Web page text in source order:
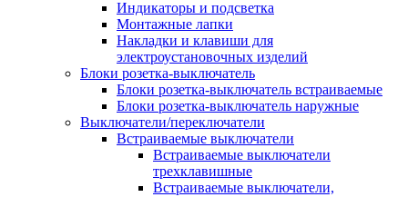
Индикаторы и подсветка
Монтажные лапки
Накладки и клавиши для
электроустановочных изделий
Блоки розетка-выключатель
Блоки розетка-выключатель встраиваемые
Блоки розетка-выключатель наружные
Выключатели/переключатели
Встраиваемые выключатели
Встраиваемые выключатели
трехклавишные
Встраиваемые выключатели,